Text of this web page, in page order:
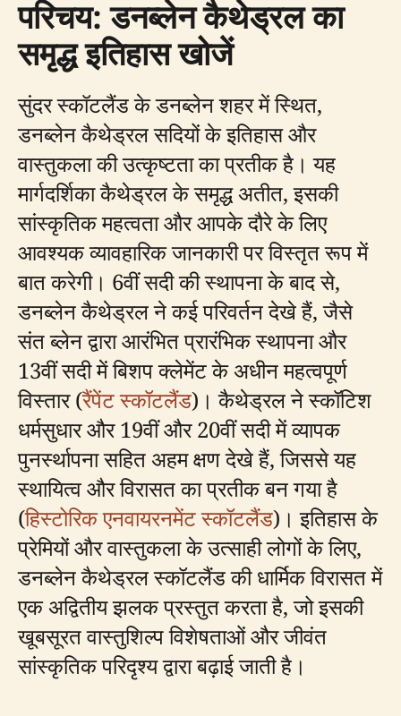
परिचय: डनब्लेन कैथेड्रल का
समृद्ध इतिहास खोजें
सुंदर स्कॉटलैंड के डनब्लेन शहर में स्थित,
डनब्लेन कैथेड्रल सदियों के इतिहास और
वास्तुकला की उत्कृष्टता का प्रतीक है। यह
मार्गदर्शिका कैथेड्रल के समृद्ध अतीत, इसकी
सांस्कृतिक महत्वता और आपके दौरे के लिए
आवश्यक व्यावहारिक जानकारी पर विस्तृत रूप में
बात करेगी। 6वीं सदी की स्थापना के बाद से,
डनब्लेन कैथेड्रल ने कई परिवर्तन देखे हैं, जैसे
संत ब्लेन द्वारा आरंभित प्रारंभिक स्थापना और
13वीं सदी में बिशप क्लेमेंट के अधीन महत्वपूर्ण
विस्तार (रैंपेंट स्कॉटलैंड)। कैथेड्रल ने स्कॉटिश
धर्मसुधार और 19वीं और 20वीं सदी में व्यापक
पुनर्स्थापना सहित अहम क्षण देखे हैं, जिससे यह
स्थायित्व और विरासत का प्रतीक बन गया है
(हिस्टोरिक एनवायरनमेंट स्कॉटलैंड)। इतिहास के
प्रेमियों और वास्तुकला के उत्साही लोगों के लिए,
डनब्लेन कैथेड्रल स्कॉटलैंड की धार्मिक विरासत में
एक अद्वितीय झलक प्रस्तुत करता है, जो इसकी
खूबसूरत वास्तुशिल्प विशेषताओं और जीवंत
सांस्कृतिक परिदृश्य द्वारा बढ़ाई जाती है।